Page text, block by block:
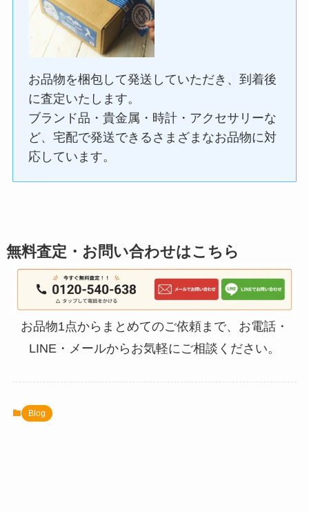
お品物を梱包して発送していただき、到着後
に査定いたします。
ブランド品・貴金属・時計・アクセサリーな
ど、宅配で発送できるさまざまなお品物に対
応しています。
無料査定・お問い合わせはこちら
お品物1点からまとめてのご依頼まで、お電話・
LINE・メールからお気軽にご相談ください。
Blog